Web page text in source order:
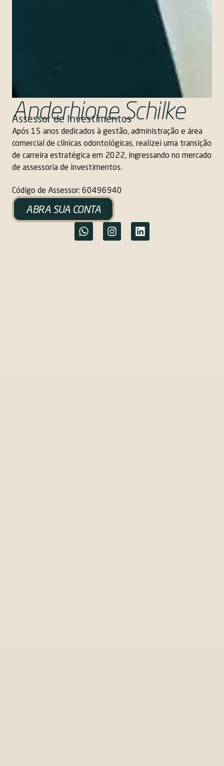
Anderhione Schilke
Assessor de Investimentos
Após 15 anos dedicados à gestão, administração e área
comercial de clínicas odontológicas, realizei uma transição
de carreira estratégica em 2022, ingressando no mercado
de assessoria de investimentos.
Código de Assessor: 60496940
ABRA SUA CONTA